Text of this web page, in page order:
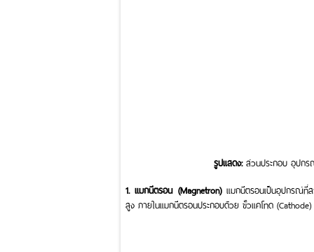
รูปแสดง:ส่วนประกอบ อุปกร
1. แมกนีตรอน (Magnetron)แมกนีตรอนเป็นอุปกรณ์ที่ส
สูง ภายในแมกนีตรอนประกอบด้วย ขั้วแคโทด